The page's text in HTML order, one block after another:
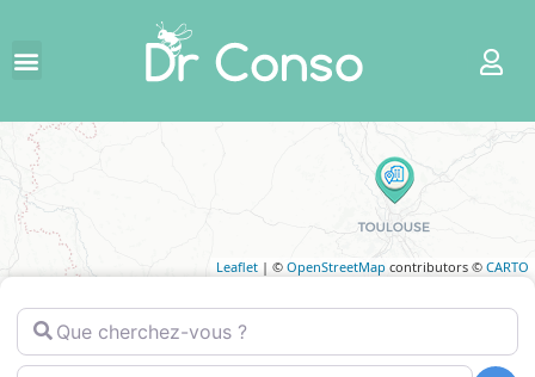
Leaflet | © OpenStreetMap contributors © CARTO
Que cherchez-vous ?